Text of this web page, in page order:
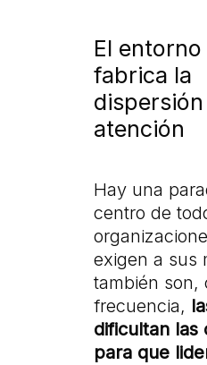
El
fabrica la
atención
Hay una
centro de
exigen a sus
también son,
frecuencia,
dificultan las
para que